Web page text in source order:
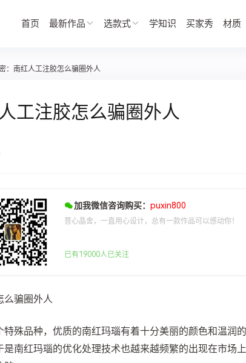
首页 最新作品 选款式 学知识 买家秀 材质
：南红人工注胶怎么骗圈外人
工注胶怎么骗圈外人
加我微信咨询购买： puxin800
菩心晶舍，一直用心设计，总有一款作品可以感动你！
已有19000人已关注
么骗圈外人
殊品种，优质的南红玛瑙有着十分美丽的颜色和温润
是南红玛瑙的优化处理技术也越来越频繁的出现在市场